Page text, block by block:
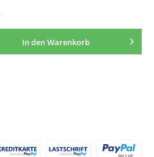
In denWarenkorb